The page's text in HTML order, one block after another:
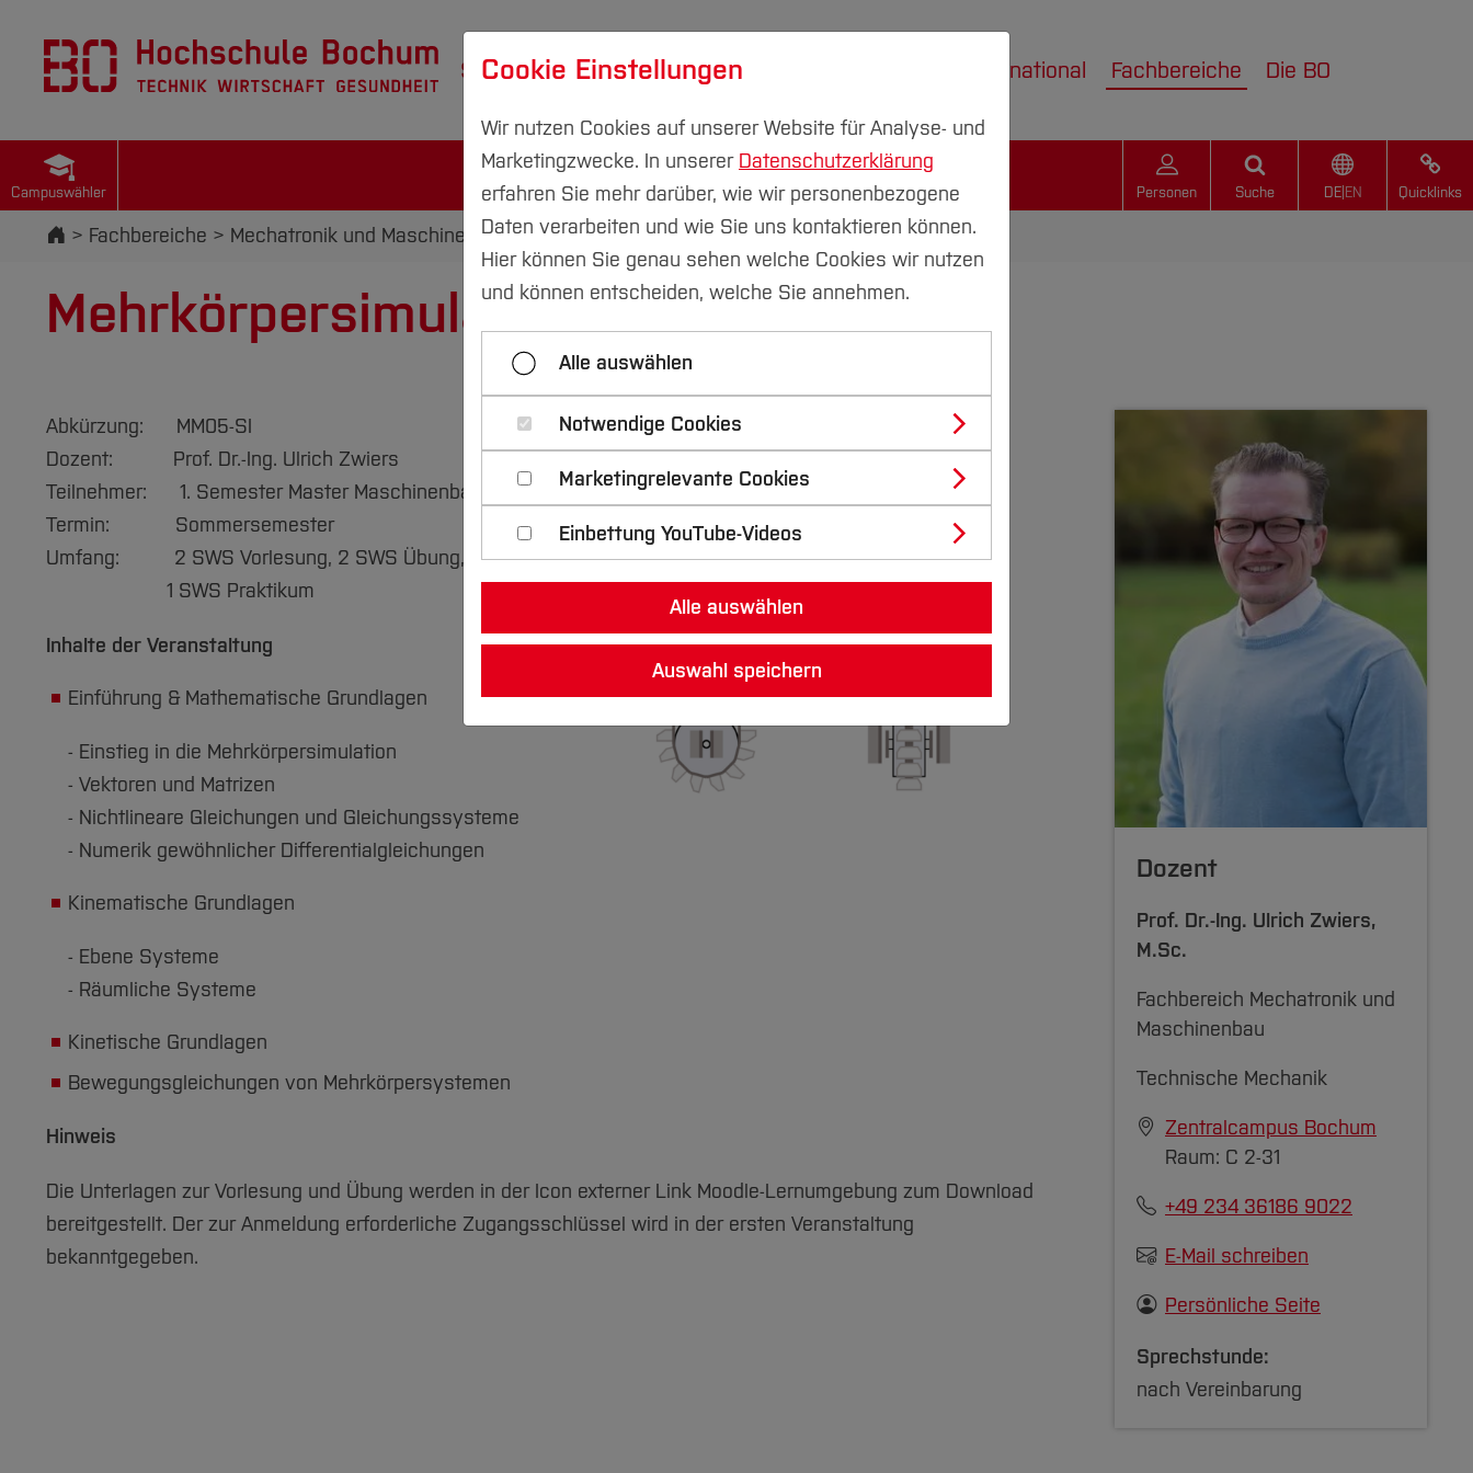
Studium Forschung & Transfer International Fachbereiche Die BO
Campuswähler Personen Suche DE| EN Quicklinks
Startseite
Fachbereiche Mechatronik und Maschinenbau Einrichtungen
Mehrkörpersimulation
Abkürzung: MM05-SI
Dozent: Prof. Dr.-Ing. Ulrich Zwiers
Teilnehmer: 1. Semester Master Maschinenbau
Termin: Sommersemester
Umfang: 2 SWS Vorlesung, 2 SWS Übung,
1 SWS Praktikum
Inhalte der Veranstaltung
Einführung & Mathematische Grundlagen
- Einstieg in die Mehrkörpersimulation
- Vektoren und Matrizen
- Nichtlineare Gleichungen und Gleichungssysteme
- Numerik gewöhnlicher Differentialgleichungen
Kinematische Grundlagen
- Ebene Systeme
- Räumliche Systeme
Kinetische Grundlagen
Bewegungsgleichungen von Mehrkörpersystemen
Hinweis
Die Unterlagen zur Vorlesung und Übung werden in der Icon externer Link Moodle-Lernumgebung zum Download
bereitgestellt. Der zur Anmeldung erforderliche Zugangsschlüssel wird in der ersten Veranstaltung
bekanntgegeben.
Dozent
Prof. Dr.-Ing. Ulrich Zwiers,
M.Sc.
Fachbereich Mechatronik und
Maschinenbau
Technische Mechanik
Zentralcampus Bochum
Raum: C 2-31
+49 234 36186 9022
E-Mail schreiben
Persönliche Seite
Sprechstunde:
nach Vereinbarung
Cookie Einstellungen
Wir nutzen Cookies auf unserer Website für Analyse- und
Marketingzwecke. In unserer Datenschutzerklärung
erfahren Sie mehr darüber, wie wir personenbezogene
Daten verarbeiten und wie Sie uns kontaktieren können.
Hier können Sie genau sehen welche Cookies wir nutzen
und können entscheiden, welche Sie annehmen.
Alle auswählen
Notwendige Cookies
Marketingrelevante Cookies
Einbettung YouTube-Videos
Alle auswählen
Auswahl speichern